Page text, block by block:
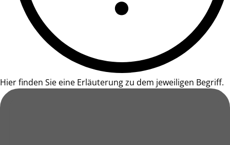
Hier finden Sie eine Erläuterung zu dem jeweiligen Begriff.